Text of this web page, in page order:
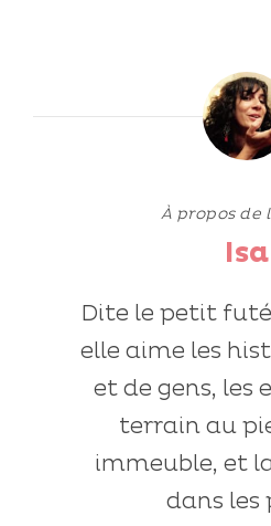
À propos de
Isa
Dite le petit futé
elle aime les
et de gens, les
terrain au
immeuble, et
dans les